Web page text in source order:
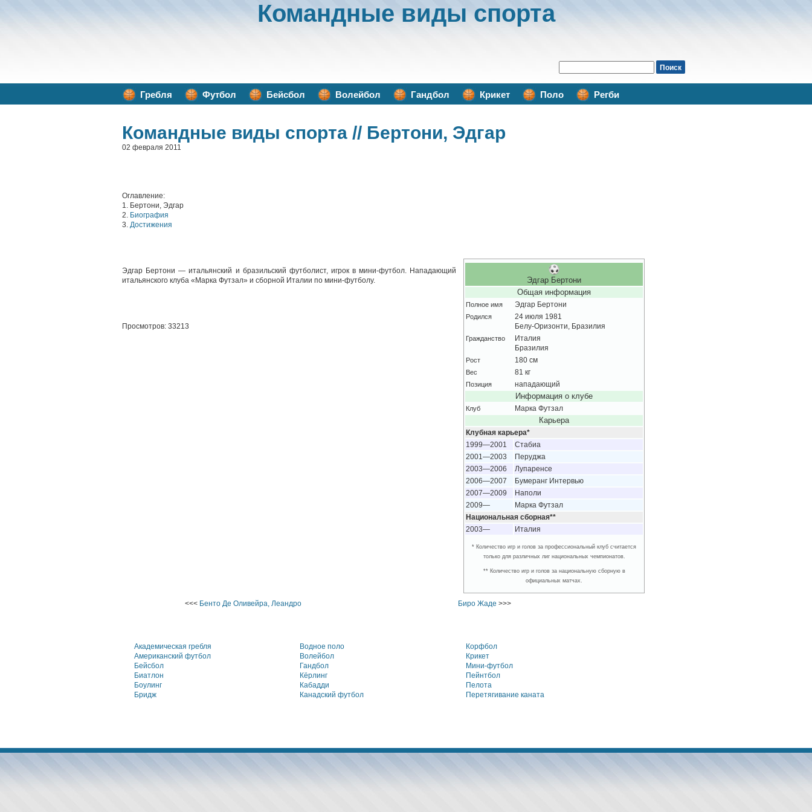
Командные виды спорта
Гребля Футбол Бейсбол Волейбол Гандбол Крикет Поло Регби
Командные виды спорта // Бертони, Эдгар
02 февраля 2011
Оглавление:
1. Бертони, Эдгар
2. Биография
3. Достижения
Эдгар Бертони
Общая информация
Полное имя
Эдгар Бертони
Родился
24 июля 1981
Белу-Оризонти, Бразилия
Гражданство
Италия
Бразилия
Рост
180 см
Вес
81 кг
Позиция
нападающий
Информация о клубе
Клуб Марка Футзал
Карьера
Клубная карьера*
1999—2001
Стабиа
2001—2003
Перуджа
2003—2006
Лупаренсе
2006—2007
Бумеранг Интервью
2007—2009
Наполи
2009—
Марка Футзал
Национальная сборная**
2003—
Италия
* Количество игр и голов за профессиональный клуб считается
только для различных лиг национальных чемпионатов.
** Количество игр и голов за национальную сборную в
официальных матчах.
Эдгар Бертони — итальянский и бразильский футболист, игрок в мини-футбол. Нападающий
итальянского клуба «Марка Футзал» и сборной Италии по мини-футболу.
Просмотров: 33213
<<< Бенто Де Оливейра, Леандро Биро Жаде >>>
Академическая гребля
Американский футбол
Бейсбол
Биатлон
Боулинг
Бридж
Водное поло
Волейбол
Гандбол
Кёрлинг
Кабадди
Канадский футбол
Корфбол
Крикет
Мини-футбол
Пейнтбол
Пелота
Перетягивание каната